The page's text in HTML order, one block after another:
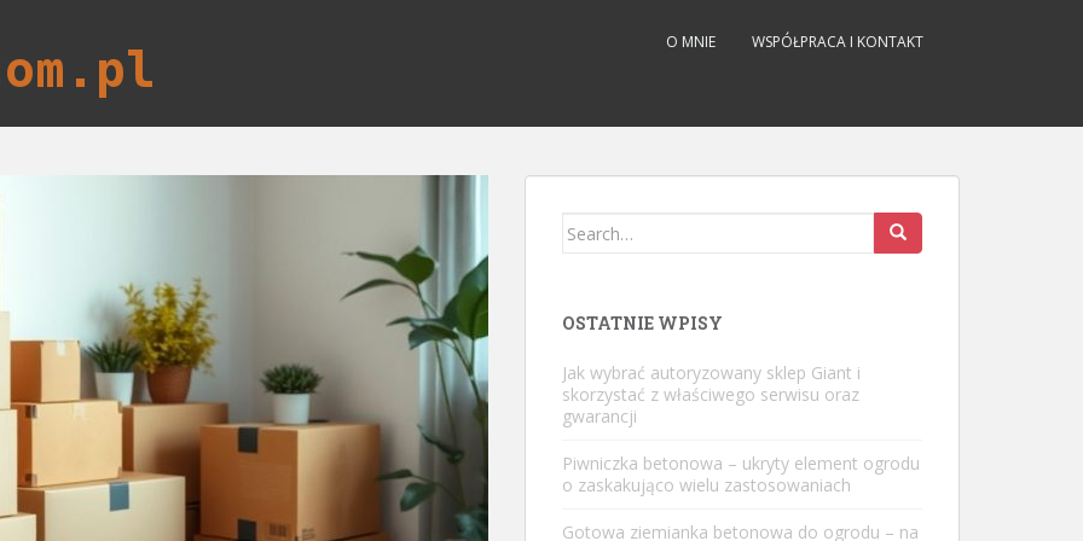
O MNIE WSPÓŁPRACA I KONTAKT
Search
OSTATNIE WPISY
Jak wybrać autoryzowany sklep Giant i
skorzystać z właściwego serwisu oraz
gwarancji
Piwniczka betonowa – ukryty element ogrodu
o zaskakująco wielu zastosowaniach
Gotowa ziemianka betonowa do ogrodu – na